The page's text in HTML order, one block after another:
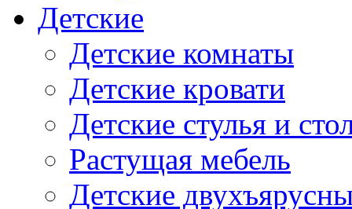
Детские
Детские комнаты
Детские кровати
Детские стулья и
Растущая мебель
Детские